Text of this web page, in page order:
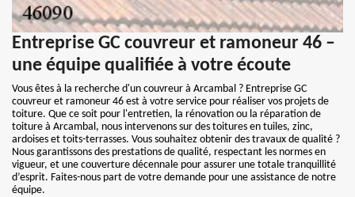
Entreprise GC couvreur et ramoneur 46 –
une équipe qualifiée à votre écoute
Vous êtes à la recherche d'un couvreur à Arcambal ? Entreprise GC
couvreur et ramoneur 46 est à votre service pour réaliser vos projets de
toiture. Que ce soit pour l'entretien, la rénovation ou la réparation de
toiture à Arcambal, nous intervenons sur des toitures en tuiles, zinc,
ardoises et toits-terrasses. Vous souhaitez obtenir des travaux de qualité ?
Nous garantissons des prestations de qualité, respectant les normes en
vigueur, et une couverture décennale pour assurer une totale tranquillité
d’esprit. Faites-nous part de votre demande pour une assistance de notre
équipe.